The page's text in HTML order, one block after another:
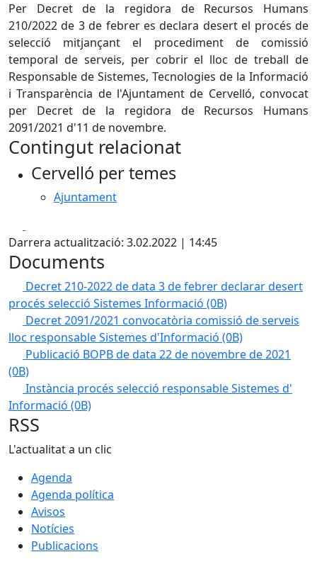
Per Decret de la regidora de Recursos Humans
210/2022 de 3 de febrer es declara desert el procés de
selecció mitjançant el procediment de comissió
temporal de serveis, per cobrir el lloc de treball de
Responsable de Sistemes, Tecnologies de la Informació
i Transparència de l'Ajuntament de Cervelló, convocat
per Decret de la regidora de Recursos Humans
2091/2021 d'11 de novembre.
Contingut relacionat
Cervelló per temes
Ajuntament
Darrera actualització: 3.02.2022 | 14:45
Documents
Decret 210-2022 de data 3 de febrer declarar desert
procés selecció Sistemes Informació (0B)
Decret 2091/2021 convocatòria comissió de serveis
lloc responsable Sistemes d'Informació (0B)
Publicació BOPB de data 22 de novembre de 2021
(0B)
Instància procés selecció responsable Sistemes d'
Informació (0B)
RSS
L'actualitat a un clic
Agenda
Agenda política
Avisos
Notícies
Publicacions